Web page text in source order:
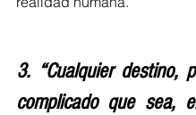
3. “Cualquier destino,
complicado que sea,